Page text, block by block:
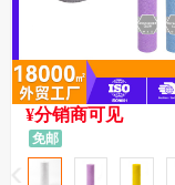
¥分销商可见
免邮